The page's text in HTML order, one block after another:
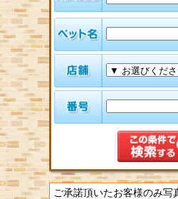
ご承諾頂いたお客様のみ写